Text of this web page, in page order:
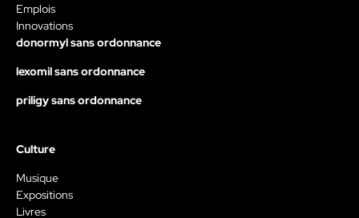
Emplois
Innovations
donormyl sans ordonnance
lexomil sans ordonnance
priligy sans ordonnance
Culture
Musique
Expositions
Livres